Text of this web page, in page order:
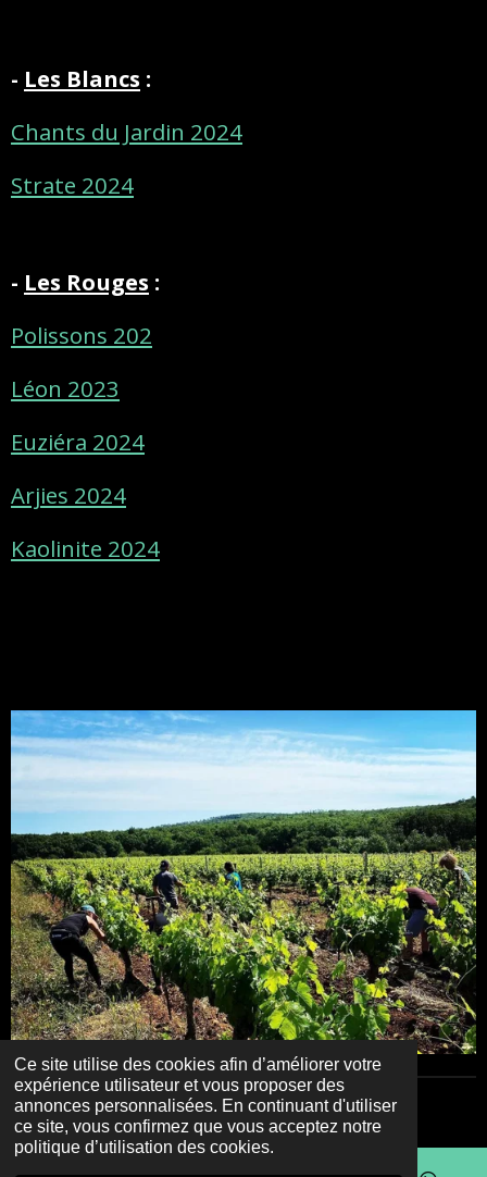
Ce site utilise des cookies afin d’améliorer votre
expérience utilisateur et vous proposer des
annonces personnalisées. En continuant d'utiliser
ce site, vous confirmez que vous acceptez notre
politique d’utilisation des cookies.
- Les Blancs :
Chants du Jardin 2024
Strate 2024
- Les Rouges :
Polissons 202
Léon 2023
Euziéra 2024
Arjies 2024
Kaolinite 2024
© 2023 - 2026 Le Dit Vin